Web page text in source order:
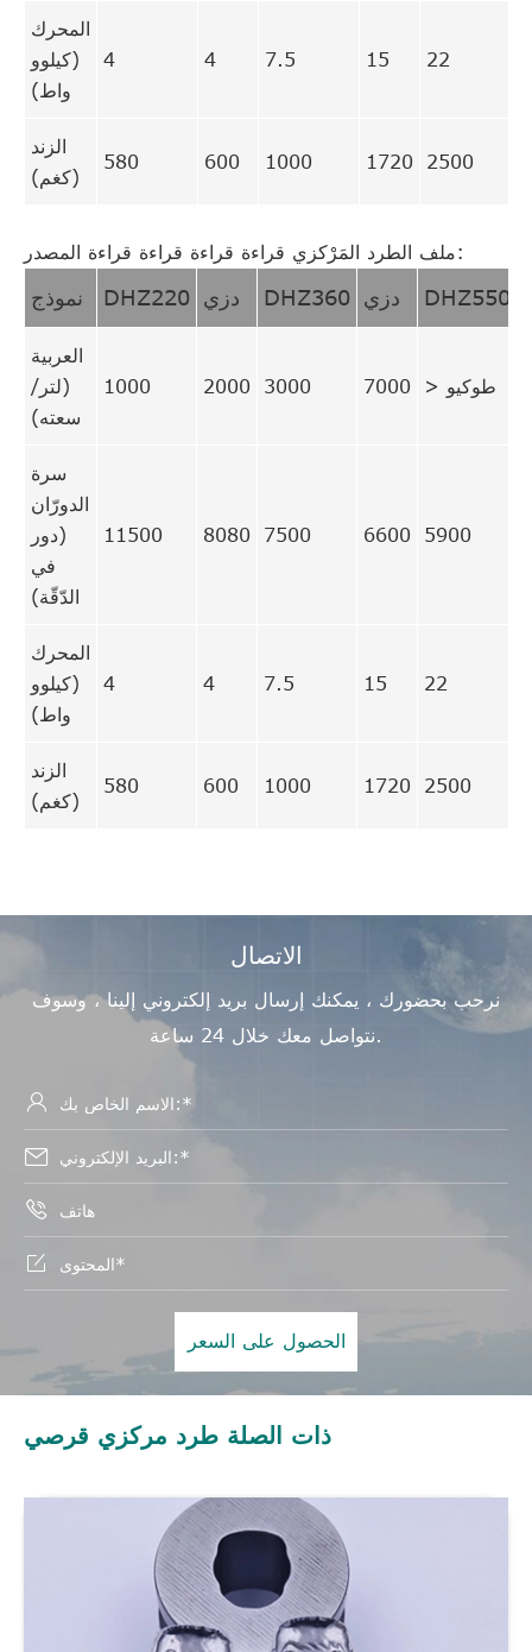
المحرك
(كيلوو
واط)
4 4 7.5 15 22
الزند
(كغم)
580 600 1000 1720 2500
ملف الطرد المَرْكزي قراءة قراءة قراءة قراءة المصدر:
نموذج DHZ220 دزي DHZ360 دزي DHZ550
العربية
(لتر/
سعته)
1000 2000 3000 7000 > طوكيو
سرة
الدورّان
(دور
في
الدّقّة)
11500 8080 7500 6600 5900
المحرك
(كيلوو
واط)
4 4 7.5 15 22
الزند
(كغم)
580 600 1000 1720 2500
الاتصال
نرحب بحضورك ، يمكنك إرسال بريد إلكتروني إلينا ، وسوف
نتواصل معك خلال 24 ساعة.




الحصول على السعر
ذات الصلة طرد مركزي قرصي